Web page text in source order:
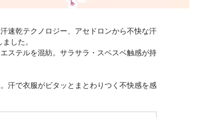
速乾テクノロジー、アセドロンから不快な汗
した。
ステルを混紡。サラサラ・スベスベ触感が持
汗で衣服がビタッとまとわりつく不快感を感